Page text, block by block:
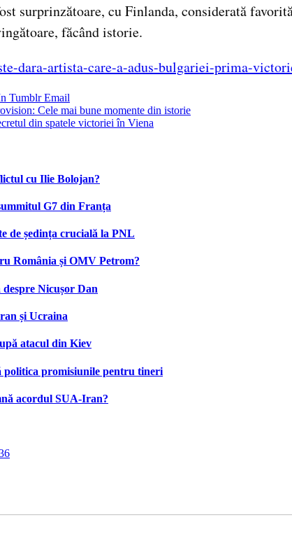
surprinzătoare, cu Finlanda, considerată
făcând istorie.
dara-artista-care-a-adus-bulgariei-prima-
Tumblr Email
Cele mai bune momente din istorie
din spatele victoriei în Viena
cu Ilie Bolojan?
G7 din Franța
de ședința crucială la PNL
România și OMV Petrom?
Nicușor Dan
și Ucraina
atacul din Kiev
politica promisiunile pentru tineri
acordul SUA-Iran?